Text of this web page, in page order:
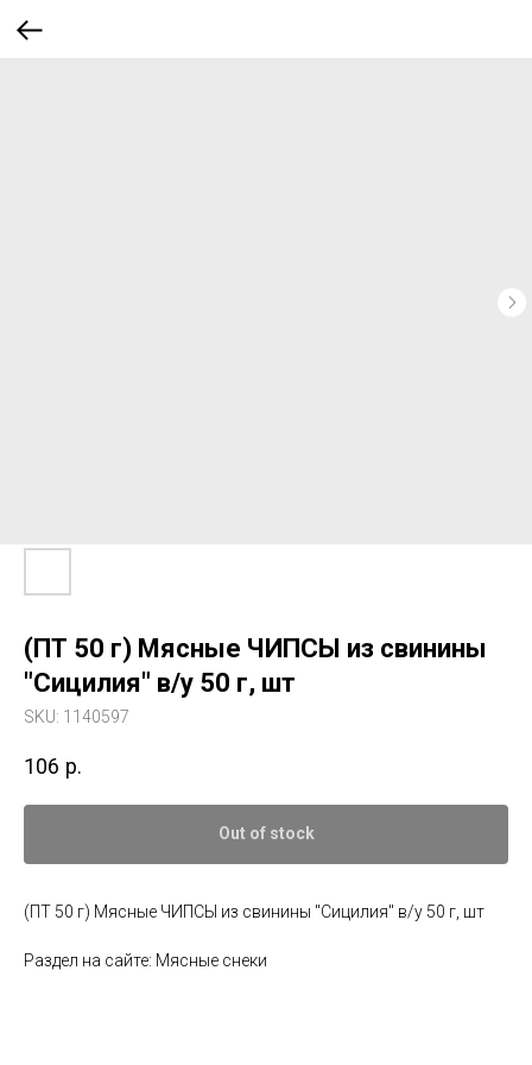
(ПТ 50 г) Мясные ЧИПСЫ из свинины
"Сицилия" в/у 50 г, шт
SKU: 1140597
106 р.
Out of stock
(ПТ 50 г) Мясные ЧИПСЫ из свинины "Сицилия" в/у 50 г, шт
Раздел на сайте: Мясные снеки